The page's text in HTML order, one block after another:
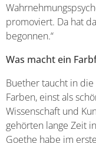
promoviert. Da hat
begonnen.“
Was macht ein
Buether taucht in
Farben, einst als
Wissenschaft und
gehörten lange Zeit
Goethe habe im